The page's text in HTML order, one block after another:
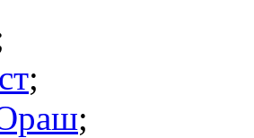
;
;